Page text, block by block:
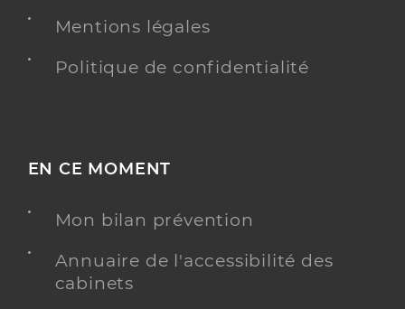
Mentions légales
Politique de confidentialité
EN CE MOMENT
Mon bilan prévention
Annuaire de l'accessibilité des
cabinets